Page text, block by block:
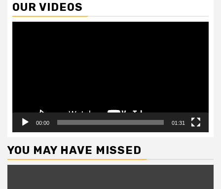
OUR VIDEOS
00:00 01:31
YOU MAY HAVE MISSED